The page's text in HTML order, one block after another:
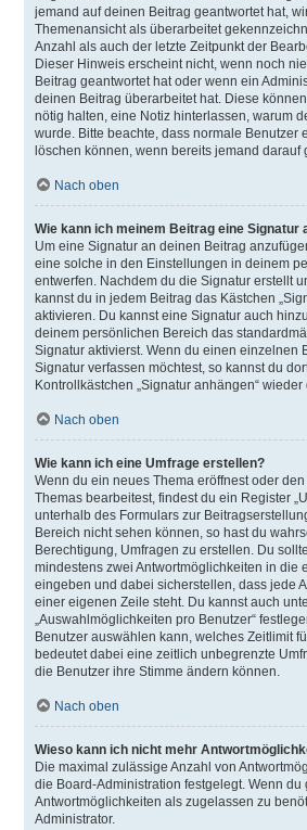
jemand auf deinen Beitrag geantwortet hat,
Themenansicht als überarbeitet
Anzahl als auch der letzte Zeitpunkt der
Dieser Hinweis erscheint nicht, wenn noch
Beitrag geantwortet hat oder wenn ein
deinen Beitrag überarbeitet hat. Diese
nötig halten, eine Notiz hinterlassen, warum
wurde. Bitte beachte, dass normale Benutzer
löschen können, wenn bereits jemand darauf
Nach oben
Wie kann ich meinem Beitrag eine Signatur
Um eine Signatur an deinen Beitrag
eine solche in den Einstellungen in deinem
entwerfen. Nachdem du die Signatur erstellt
kannst du in jedem Beitrag das Kästchen
aktivieren. Du kannst eine Signatur auch
deinem persönlichen Bereich das
Signatur aktivierst. Wenn du einen einzelnen
Signatur verfassen möchtest, so kannst du
Kontrollkästchen „Signatur anhängen“
Nach oben
Wie kann ich eine Umfrage erstellen?
Wenn du ein neues Thema eröffnest oder
Themas bearbeitest, findest du ein Register
unterhalb des Formulars zur
Bereich nicht sehen können, so hast du
Berechtigung, Umfragen zu erstellen. Du
mindestens zwei Antwortmöglichkeiten in die
eingeben und dabei sicherstellen, dass jede
einer eigenen Zeile steht. Du kannst auch
„Auswahlmöglichkeiten pro Benutzer“
Benutzer auswählen kann, welches Zeitlimit
bedeutet dabei eine zeitlich unbegrenzte
die Benutzer ihre Stimme ändern können.
Nach oben
Wieso kann ich nicht mehr
Die maximal zulässige Anzahl von
die Board-Administration festgelegt. Wenn du
Antwortmöglichkeiten als zugelassen zu
Administrator.